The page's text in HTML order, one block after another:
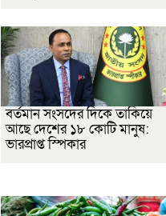
বর্তমান সংসদের দিকে তাকিয়ে
আছে দেশের ১৮ কোটি মানুষ:
ভারপ্রাপ্ত স্পিকার